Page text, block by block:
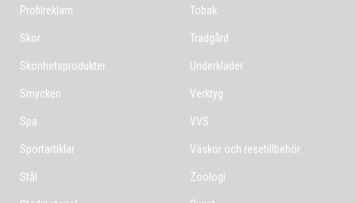
Profilreklam
Skor
Skönhetsprodukter
Smycken
Spa
Sportartiklar
Stål
Tobak
Trädgård
Underkläder
Verktyg
VVS
Väskor och resetillbehör
Zoologi